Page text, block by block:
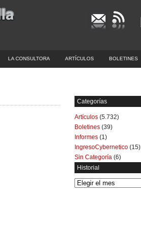
LA CONSULTORA ARTÍCULOS BOLETINES
Categorías
Artículos (5.732)
Boletines (39)
Informes (1)
IngresoCybernetico (15)
Sin Categoría (6)
Historial
Historial